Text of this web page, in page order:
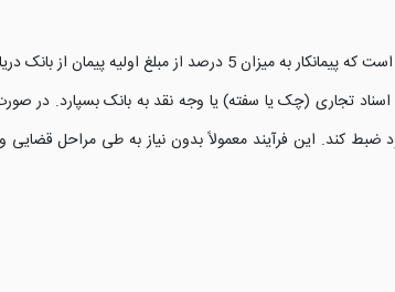
ضمانت‌نامه بانکی سندی است که پیمانکار به میزان 5
تجاری (چک یا سفته) یا وجه نقد به بانک بسپارد. در
ضبط کند. این فرآیند معمولاً بدون نیاز به طی مراحل